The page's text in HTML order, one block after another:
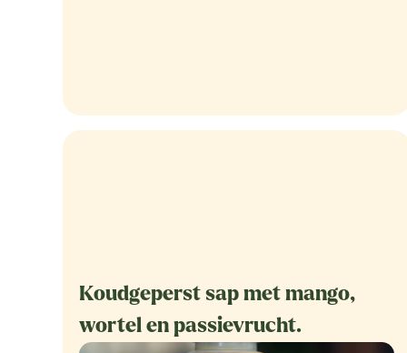
Koudgeperst sap met mango,
wortel en passievrucht.